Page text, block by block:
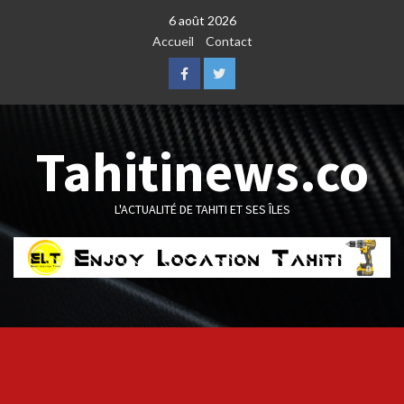
6 août 2026
Accueil
Contact
FacebookTwitter
Tahitinews.co
L'ACTUALITÉ DE TAHITI ET SES ÎLES